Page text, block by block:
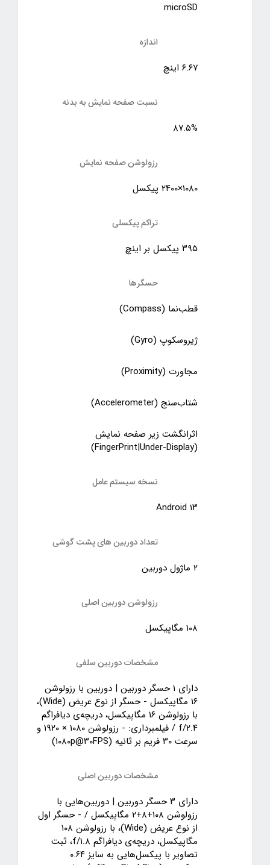
microSD
اندازه
۶.۶۷ اینچ
نسبت صفحه نمایش به بدنه
۸۷.۵%
رزولوشن صفحه نمایش
۱۰۸۰×۲۴۰۰ پیکسل
تراکم پیکسلی
۳۹۵ پیکسل بر اینچ
حسگرها
قطب‌نما (Compass)
ژیروسکوپ (Gyro)
مجاورت (Proximity)
شتاب‌سنج (Accelerometer)
اثرانگشت زیر صفحه نمایش
(FingerPrint|Under-Display)
نسخه سیستم عامل
Android ۱۳
تعداد دوربین های پشت گوشی
۲ ماژول دوربین
رزولوشن دوربین اصلی
۱۰۸ مگاپیکسل
مشخصات دوربین سلفی
دارای ۱ حسگر دوربین | دوربین‌ با رزولوشن
۱۶ مگاپیکسل - حسگر از نوع عریض (Wide)،
با رزولوشن ۱۶ مگاپیکسل، دریچه‌ی دیافراگم
f/۲.۴ / فیلمبرداری: - رزولوشن ۱۰۸۰ × ۱۹۲۰ و
سرعت ۳۰ فریم بر ثانیه (۱۰۸۰p@۳۰FPS)
مشخصات دوربین اصلی
دارای ۳ حسگر دوربین | دوربین‌هایی با
رزولوشن ۱۰۸+۸+۲ مگاپیکسل / - حسگر اول
از نوع عریض (Wide)، با رزولوشن ۱۰۸
مگاپیکسل، دریچه‌ی دیافراگم f/۱.۸، ثبت
تصاویر با پیکسل‎‌هایی به سایز ۰.۶۴